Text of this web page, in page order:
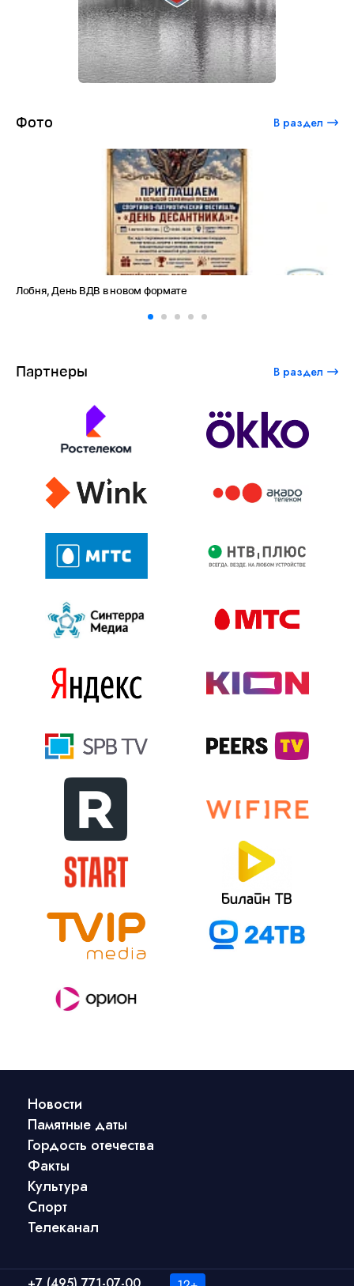
Фото В раздел
Лобня, День ВДВ в новом формате
Партнеры В раздел
Новости
Памятные даты
Гордость отечества
Факты
Культура
Спорт
Телеканал